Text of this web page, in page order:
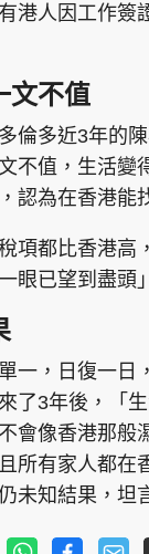
港人因工作簽
文不值
倫多近3年的
不值，生活變
認為在香港能
項都比香港高
眼已望到盡頭
一，日復一日
了3年後，「
會像香港那般
所有家人都在
未知結果，坦